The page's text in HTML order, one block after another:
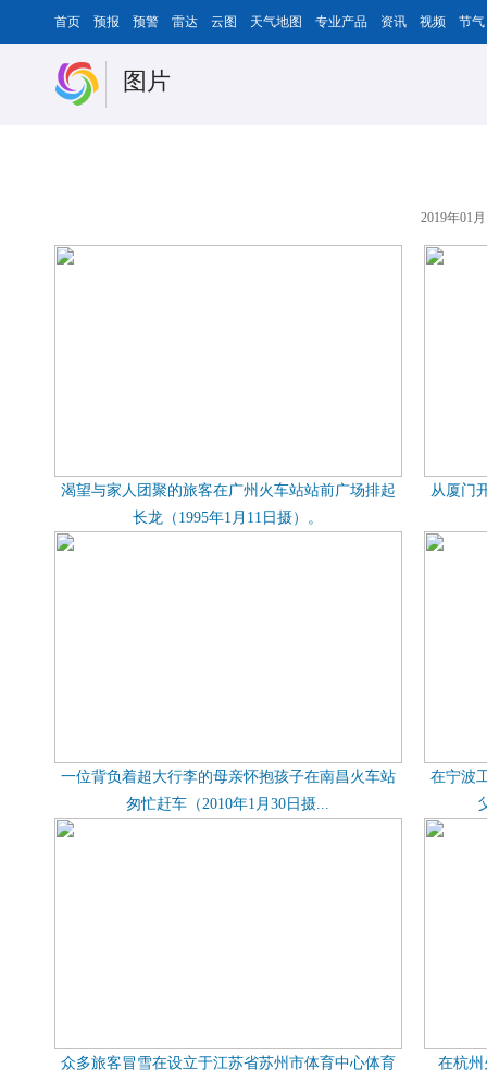
首页 预报 预警 雷达 云图 天气地图 专业产品 资讯 视频 节气
图片
2019年01
渴望与家人团聚的旅客在广州火车站站前广场排起
长龙（1995年1月11日摄）。
从厦门
一位背负着超大行李的母亲怀抱孩子在南昌火车站
匆忙赶车（2010年1月30日摄...
在宁波
众多旅客冒雪在设立于江苏省苏州市体育中心体育
在杭